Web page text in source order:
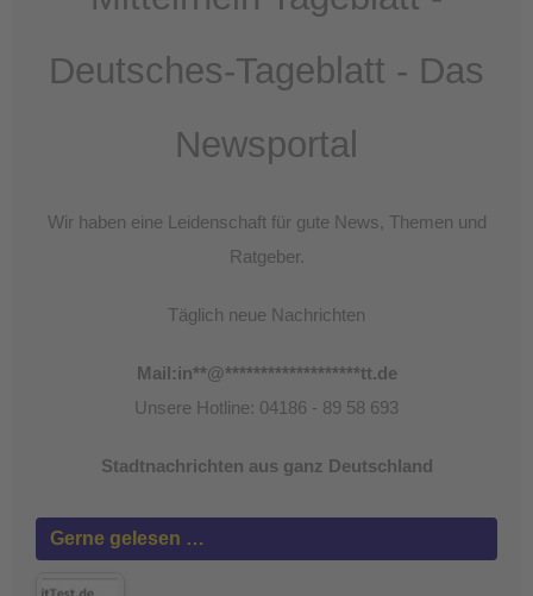
Deutsches-Tageblatt - Das
Newsportal
Wir haben eine Leidenschaft für gute News, Themen und
Ratgeber.
Täglich neue Nachrichten
Mail:in**@*******************tt.de
Unsere Hotline: 04186 - 89 58 693
Stadtnachrichten aus ganz Deutschland
Gerne gelesen …